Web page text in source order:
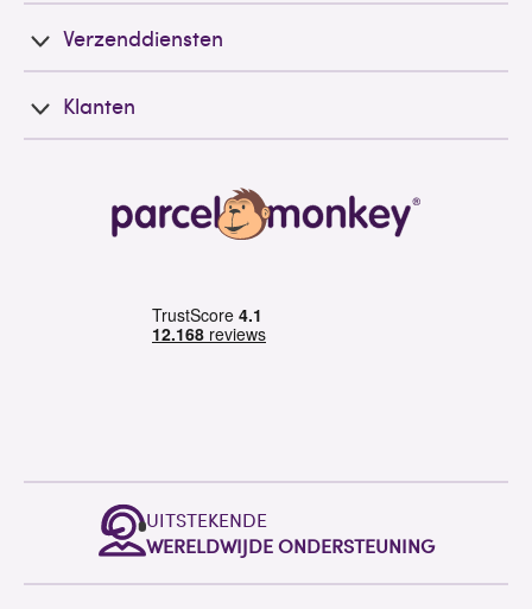
Verzenddiensten
Klanten
UITSTEKENDE
WERELDWIJDE ONDERSTEUNING